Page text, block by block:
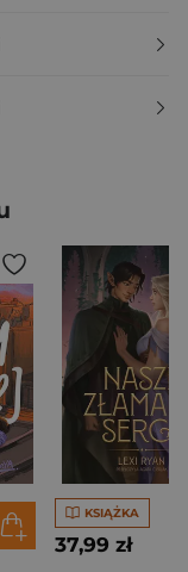
KSIĄŻKA
37,99 zł